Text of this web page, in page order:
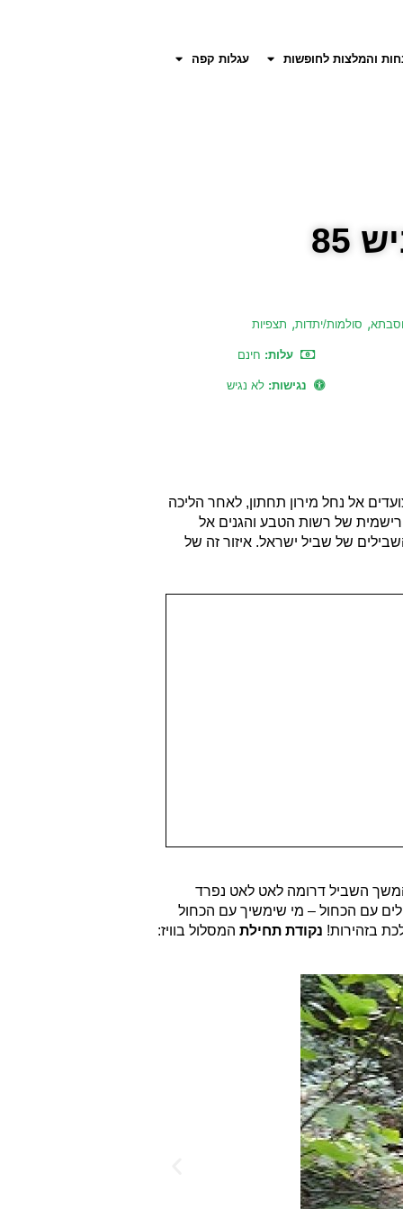
והמלצות לחופשות עגלות קפה
, סולמות/יתדות, תצפיות
עלות: חינם
נגישות: לא נגיש
אל נחל מירון תחתון, לאחר הליכה
הרישמית של רשות הטבע והגנים אל
השבילים של שביל ישראל. איזור זה של
בהמשך השביל דרומה לאט לאט נפרד
כאן לאורך הנחל, לאחר הליכה של כ 2.8 ק"מ נגיע אל צומת שבילים עם הכחול – מי שימשיך עם הכחול
נקודת תחילת המסלול בוויז: